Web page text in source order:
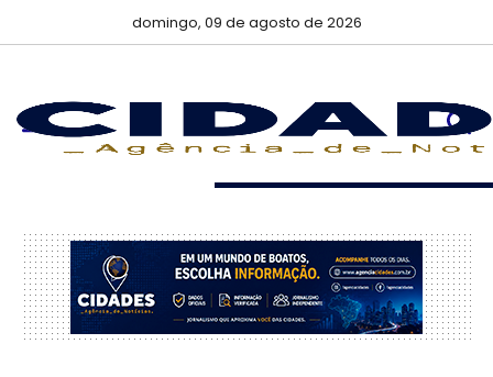
domingo, 09 de agosto de 2026